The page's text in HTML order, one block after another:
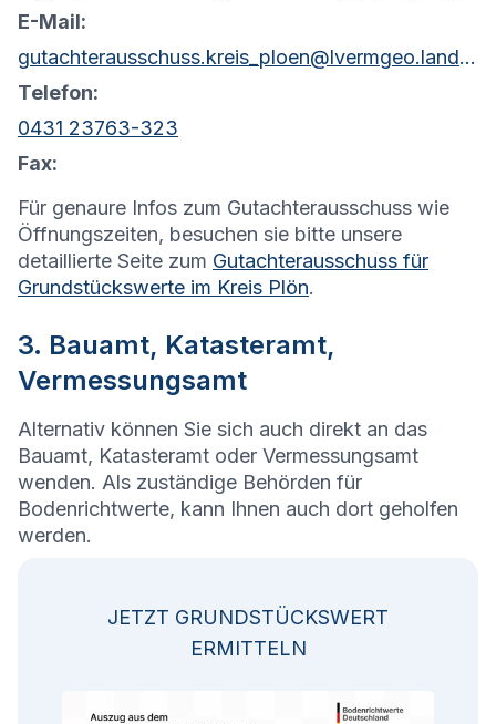
E-Mail:
gutachterausschuss.kreis_ploen@lvermgeo.landsh.de
Telefon:
0431 23763-323
Fax:
Für genaure Infos zum Gutachterausschuss wie
Öffnungszeiten, besuchen sie bitte unsere
detaillierte Seite zum Gutachterausschuss für
Grundstückswerte im Kreis Plön.
3. Bauamt, Katasteramt,
Vermessungsamt
Alternativ können Sie sich auch direkt an das
Bauamt, Katasteramt oder Vermessungsamt
wenden. Als zuständige Behörden für
Bodenrichtwerte, kann Ihnen auch dort geholfen
werden.
JETZT GRUNDSTÜCKSWERT
ERMITTELN